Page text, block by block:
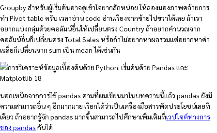
Groupby สำหรับผู้เริ่มต้นอาจดูเข้าใจยากสักหน่อย ให้ลองมองภาพคล้ายการ
ทำ Pivot table ครับ เวลาอ่าน code อ่านเรียงจากซ้ายไปขวาได้เลย ถ้าเรา
อยากแบ่งกลุ่มด้วยคอลัมน์อื่นให้เปลี่ยนตรง Country ถ้าอยากคำนวณจาก
คอลัมน์อื่นก็เปลี่ยนตรง Total Sales หรือถ้าไม่อยากหาผลรวมแต่อยากหาค่า
เฉลี่ยก็เปลี่ยนจาก sum เป็น mean ได้เช่นกัน
นอกเหนือจากการใช้ pandas ตามที่ผมเขียนมาในบทความนี้แล้ว pandas ยังมี
ความสามารถอื่น ๆ อีกมากมาย เรียกได้ว่าเป็นเครื่องมือสารพัดประโยชน์เลยที
เดียว ถ้าอยากรู้จัก pandas มากขึ้นสามารถไปศึกษาเพิ่มเติมที่เวปไซต์ทางการ
ของ pandas กันได้